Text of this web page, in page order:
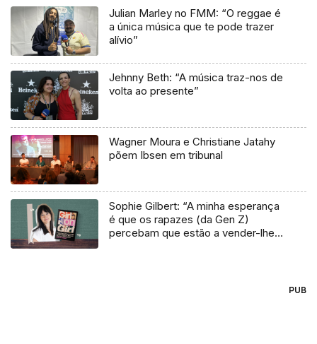
Julian Marley no FMM: “O reggae é
a única música que te pode trazer
alívio”
Jehnny Beth: “A música traz-nos de
volta ao presente”
Wagner Moura e Christiane Jatahy
põem Ibsen em tribunal
Sophie Gilbert: “A minha esperança
é que os rapazes (da Gen Z)
percebam que estão a vender-lhes
PUB